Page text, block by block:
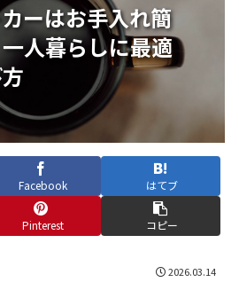
ーはお手入れ簡
人暮らしに最適
Facebook はてブ
Pinterest コピー
2026.03.14